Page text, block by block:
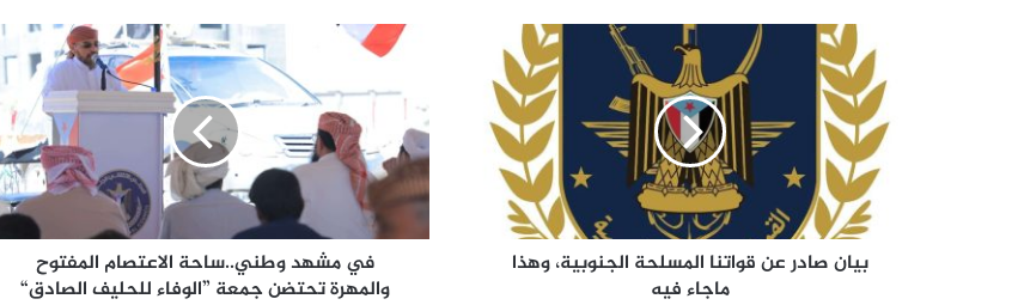
قواتنا
المسلحة
الجنوبية،
بيان صادر عن قواتنا المسلحة الجنوبية، وهذا
ماجاء فيه
مشهد
وطني..ساحة
الاعتصام
المفتوح
والمهرة
تحتضن
جمعة
”الوفاء
الصادق“
في مشهد وطني..ساحة الاعتصام المفتوح
والمهرة تحتضن جمعة ”الوفاء للحليف الصادق“